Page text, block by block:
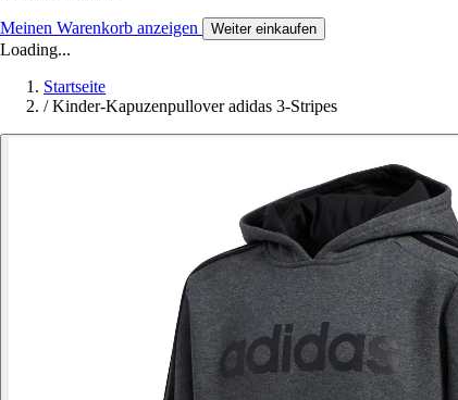
Meinen Warenkorb anzeigen Weiter einkaufen
Loading...
Startseite
/ Kinder-Kapuzenpullover adidas 3-Stripes